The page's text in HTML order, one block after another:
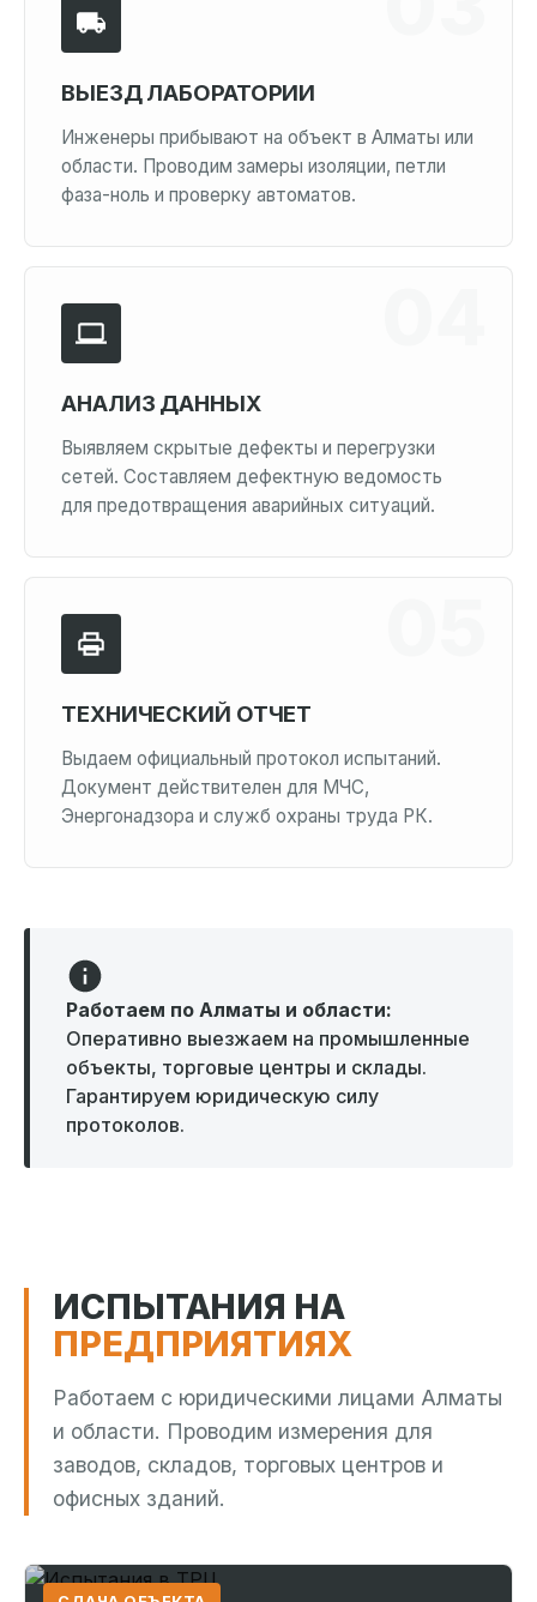
ВЫЕЗД ЛАБОРАТОРИИ
Инженеры прибывают на объект в Алматы или
области. Проводим замеры изоляции, петли
фаза-ноль и проверку автоматов.
АНАЛИЗ ДАННЫХ
Выявляем скрытые дефекты и перегрузки
сетей. Составляем дефектную ведомость
для предотвращения аварийных ситуаций.
ТЕХНИЧЕСКИЙ ОТЧЕТ
Выдаем официальный протокол испытаний.
Документ действителен для МЧС,
Энергонадзора и служб охраны труда РК.
Работаем по Алматы и области:
Оперативно выезжаем на промышленные
объекты, торговые центры и склады.
Гарантируем юридическую силу
протоколов.
ИСПЫТАНИЯ НА
ПРЕДПРИЯТИЯХ
Работаем с юридическими лицами Алматы
и области. Проводим измерения для
заводов, складов, торговых центров и
офисных зданий.